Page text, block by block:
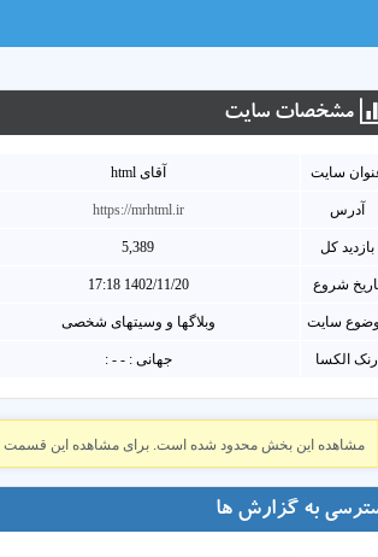
مشخصات سايت
سايت آقای html
آدرس https://mrhtml.ir
بازدید کل 5,389
شروع 1402/11/20 17:18
سایت وبلاگها و وسیتهای شخصی
رنک الکسا جهانی : - - :
مشاهده این بخش محدود شده است. برای مشاهده این قسمت
به گزارش ها